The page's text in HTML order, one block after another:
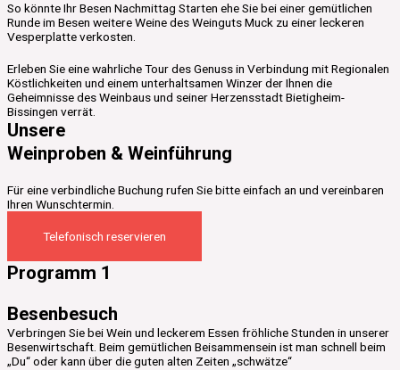
So könnte Ihr Besen Nachmittag Starten ehe Sie bei einer gemütlichen
Runde im Besen weitere Weine des Weinguts Muck zu einer leckeren
Vesperplatte verkosten.
Erleben Sie eine wahrliche Tour des Genuss in Verbindung mit Regionalen
Köstlichkeiten und einem unterhaltsamen Winzer der Ihnen die
Geheimnisse des Weinbaus und seiner Herzensstadt Bietigheim-
Bissingen verrät.
Unsere
Weinproben & Weinführung
Für eine verbindliche Buchung rufen Sie bitte einfach an und vereinbaren
Ihren Wunschtermin.
Telefonisch reservieren
Programm 1
Besenbesuch
Verbringen Sie bei Wein und leckerem Essen fröhliche Stunden in unserer
Besenwirtschaft. Beim gemütlichen Beisammensein ist man schnell beim
„Du“ oder kann über die guten alten Zeiten „schwätze“